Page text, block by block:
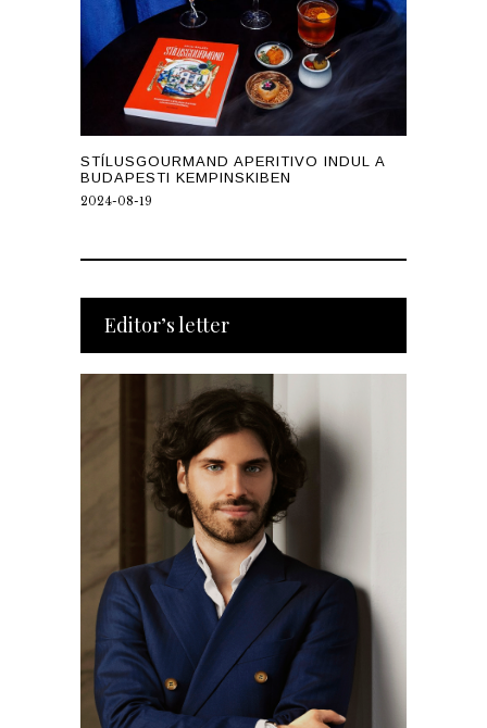
STÍLUSGOURMAND APERITIVO INDUL A
BUDAPESTI KEMPINSKIBEN
2024-08-19
Editor’s letter